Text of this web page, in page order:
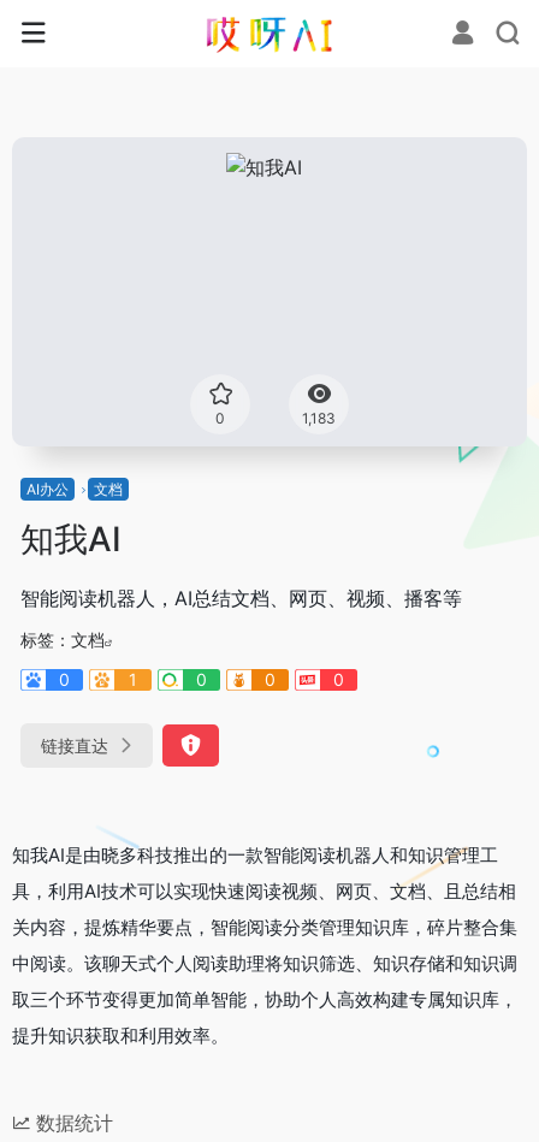
0 1,183
AI办公 文档
知我AI
智能阅读机器人，AI总结文档、网页、视频、播客等
标签： 文档
0
1 0 0 0
链接直达
知我AI是由晓多科技推出的一款智能阅读机器人和知识管理工
具，利用AI技术可以实现快速阅读视频、网页、文档、且总结相
关内容，提炼精华要点，智能阅读分类管理知识库，碎片整合集
中阅读。该聊天式个人阅读助理将知识筛选、知识存储和知识调
取三个环节变得更加简单智能，协助个人高效构建专属知识库，
提升知识获取和利用效率。
数据统计